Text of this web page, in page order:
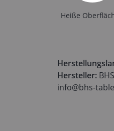
Heiße
Hersteller:
info@bhs-